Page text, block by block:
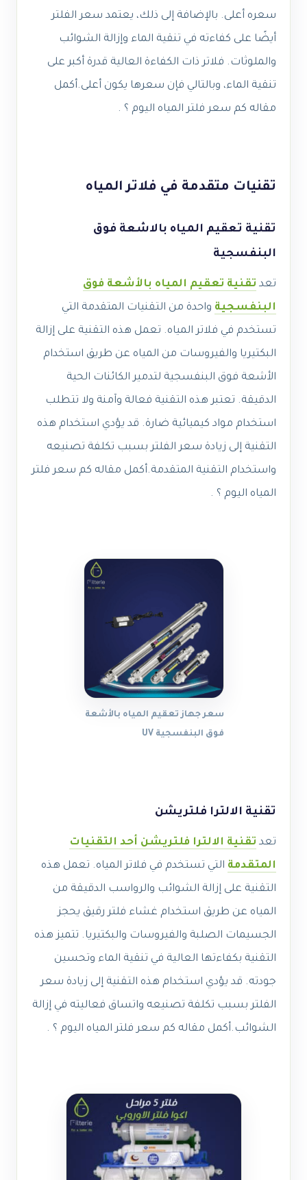
سعره أعلى. بالإضافة إلى ذلك، يعتمد سعر الفلتر
أيضًا على كفاءته في تنقية الماء وإزالة الشوائب
والملوثات. فلاتر ذات الكفاءة العالية قدرة أكبر على
تنقية الماء، وبالتالي فإن سعرها يكون أعلى.أكمل
مقاله كم سعر فلتر المياه اليوم ؟ .
تقنيات متقدمة في فلاتر المياه
تقنية تعقيم المياه بالاشعة فوق
البنفسجية
تعد تقنية تعقيم المياه بالأشعة فوق
البنفسجية واحدة من التقنيات المتقدمة التي
تستخدم في فلاتر المياه. تعمل هذه التقنية على إزالة
البكتيريا والفيروسات من المياه عن طريق استخدام
الأشعة فوق البنفسجية لتدمير الكائنات الحية
الدقيقة. تعتبر هذه التقنية فعالة وآمنة ولا تتطلب
استخدام مواد كيميائية ضارة. قد يؤدي استخدام هذه
التقنية إلى زيادة سعر الفلتر بسبب تكلفة تصنيعه
واستخدام التقنية المتقدمة.أكمل مقاله كم سعر فلتر
المياه اليوم ؟ .
سعر جهاز تعقيم المياه بالأشعة
فوق البنفسجية UV
تقنية الالترا فلتريشن
تعد تقنية الالترا فلتريشن أحد التقنيات
المتقدمة التي تستخدم في فلاتر المياه. تعمل هذه
التقنية على إزالة الشوائب والرواسب الدقيقة من
المياه عن طريق استخدام غشاء فلتر رقيق يحجز
الجسيمات الصلبة والفيروسات والبكتيريا. تتميز هذه
التقنية بكفاءتها العالية في تنقية الماء وتحسين
جودته. قد يؤدي استخدام هذه التقنية إلى زيادة سعر
الفلتر بسبب تكلفة تصنيعه واتساق فعاليته في إزالة
الشوائب.أكمل مقاله كم سعر فلتر المياه اليوم ؟ .